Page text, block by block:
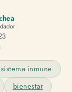
sistema inmune
bienestar